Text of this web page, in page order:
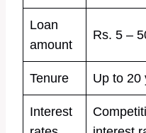
Loan
amount
Rs. 5 –
Tenure Up to 20
Interest